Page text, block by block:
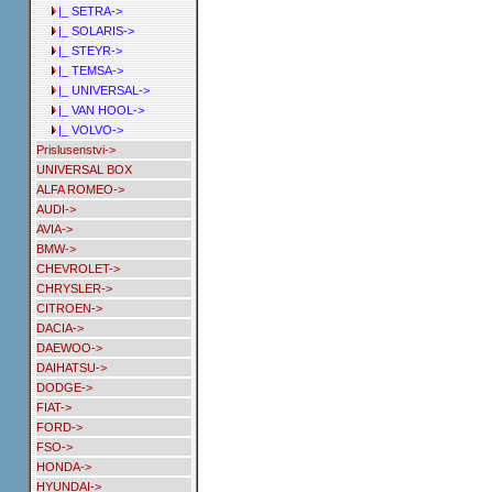
|_ SETRA->
|_ SOLARIS->
|_ STEYR->
|_ TEMSA->
|_ UNIVERSAL->
|_ VAN HOOL->
|_ VOLVO->
Prislusenstvi->
UNIVERSAL BOX
ALFA ROMEO->
AUDI->
AVIA->
BMW->
CHEVROLET->
CHRYSLER->
CITROEN->
DACIA->
DAEWOO->
DAIHATSU->
DODGE->
FIAT->
FORD->
FSO->
HONDA->
HYUNDAI->